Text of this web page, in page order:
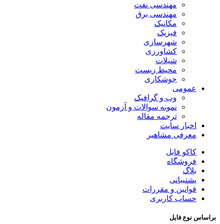
مهندسی نفت
مهندسی برق
مکانیک
فیزیک
شهرسازی
کشاورزی
شیلات
محیط زیست
جوشکاری
عمومی
وب و گرافیک
نمونه سوالات و آزمون
ترجمه مقاله
اخبار سایت
معرفی مشاهیر
کاکو فایل
فروشگاه
بلاگ
پشتیبانی
قوانین و مقررات
حساب کاربری
براساس نوع فایل